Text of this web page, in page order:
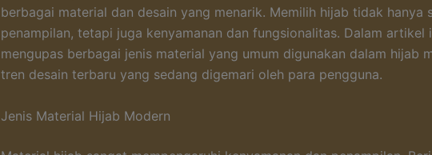
berbagai material dan desain yang menarik. Memilih hijab tidak hanya
penampilan, tetapi juga kenyamanan dan fungsionalitas. Dalam artikel
mengupas berbagai jenis material yang umum digunakan dalam hijab
tren desain terbaru yang sedang digemari oleh para pengguna.
Jenis Material Hijab Modern